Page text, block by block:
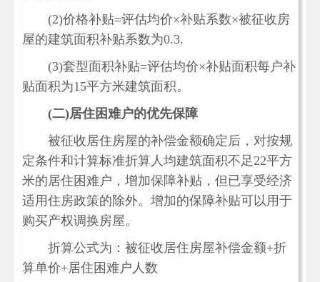
(2)价格补贴=评估均价×补贴系数×被征收房
屋的建筑面积补贴系数为0.3.
(3)套型面积补贴=评估均价×补贴面积每户补
贴面积为15平方米建筑面积。
(二)居住困难户的优先保障
被征收居住房屋的补偿金额确定后，对按规
定条件和计算标准折算人均建筑面积不足22平方
米的居住困难户，增加保障补贴，但已享受经济
适用住房政策的除外。增加的保障补贴可以用于
购买产权调换房屋。
折算公式为：被征收居住房屋补偿金额+折
算单价+居住困难户人数